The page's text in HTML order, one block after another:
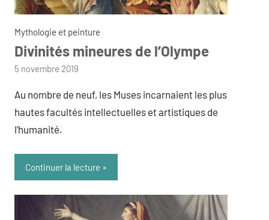
Mythologie et peinture
Divinités mineures de l’Olympe
par
5 novembre 2019
Au nombre de neuf, les Muses incarnaient les plus
hautes facultés intellectuelles et artistiques de
l’humanité.
Continuer la lecture